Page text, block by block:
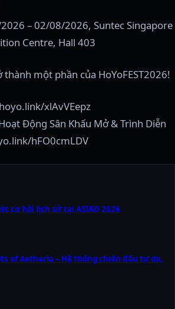
– 02/08/2026, Suntec Singapore
Centre, Hall 403
một phần của HoYoFEST2026!
xlAvVEepz
Động Sân Khấu Mở & Trình Diễn
hFO0cmLDV
cơ hội lịch sử tại ASIAD 2026
of Aetheria – Hệ thống chiến đấu tự do,